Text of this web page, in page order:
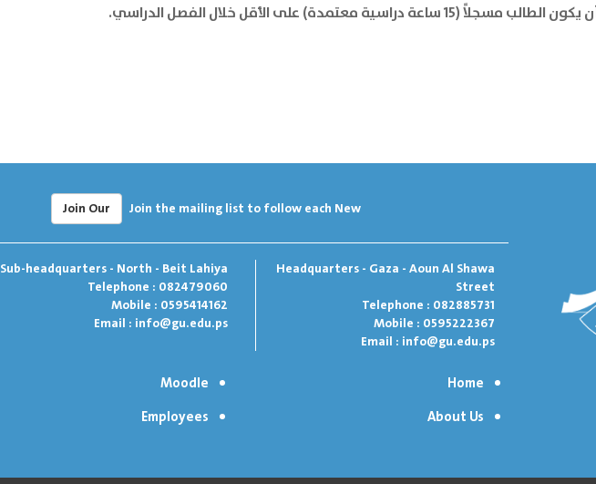
دراسية معتمدة) على الأقل خلال الفصل الدراسي.
Join the mailing list to follow each New
Join Our
Headquarters - Gaza - Aoun Al Shawa
Street
Telephone : 082885731
Mobile : 0595222367
Email : info@gu.edu.ps
Sub-headquarters - North - Beit Lahiya
Telephone : 082479060
Mobile : 0595414162
Email : info@gu.edu.ps
Home
About Us
Moodle
Employees